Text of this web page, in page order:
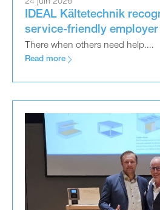
24 juin 2026
IDEAL Kältetechnik
service-friendly employer
There when others need help....
Read more